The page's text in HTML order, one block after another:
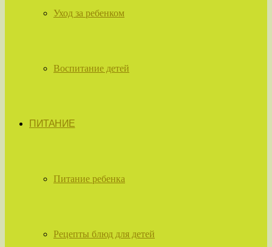
Уход за ребенком
Воспитание детей
ПИТАНИЕ
Питание ребенка
Рецепты блюд для детей